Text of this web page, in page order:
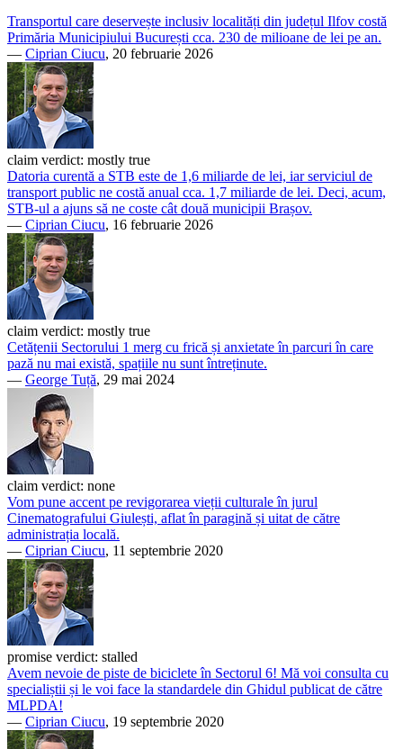
Transportul care deservește inclusiv localități din județul Ilfov costă
Primăria Municipiului București cca. 230 de milioane de lei pe an.
— Ciprian Ciucu, 20 februarie 2026
claim verdict: mostly true
Datoria curentă a STB este de 1,6 miliarde de lei, iar serviciul de
transport public ne costă anual cca. 1,7 miliarde de lei. Deci, acum,
STB-ul a ajuns să ne coste cât două municipii Brașov.
— Ciprian Ciucu, 16 februarie 2026
claim verdict: mostly true
Cetățenii Sectorului 1 merg cu frică și anxietate în parcuri în care
pază nu mai există, spațiile nu sunt întreținute.
— George Tuță, 29 mai 2024
claim verdict: none
Vom pune accent pe revigorarea vieții culturale în jurul
Cinematografului Giulești, aflat în paragină și uitat de către
administrația locală.
— Ciprian Ciucu, 11 septembrie 2020
promise verdict: stalled
Avem nevoie de piste de biciclete în Sectorul 6! Mă voi consulta cu
specialiștii și le voi face la standardele din Ghidul publicat de către
MLPDA!
— Ciprian Ciucu, 19 septembrie 2020